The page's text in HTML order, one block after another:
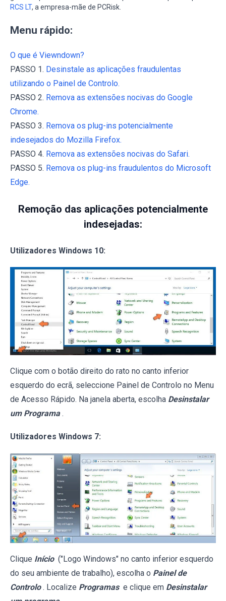
RCS LT, a empresa-mãe de PCRisk.
Menu rápido:
O que é Viewndown?
PASSO 1. Desinstale as aplicações fraudulentas
utilizando o Painel de Controlo.
PASSO 2. Remova as extensões nocivas do Google
Chrome.
PASSO 3. Remova os plug-ins potencialmente
indesejados do Mozilla Firefox.
PASSO 4. Remova as extensões nocivas do Safari.
PASSO 5. Remova os plug-ins fraudulentos do Microsoft
Edge.
Remoção das aplicações potencialmente
indesejadas:
Utilizadores Windows 10:
Clique com o botão direito do rato no canto inferior
esquerdo do ecrã, seleccione Painel de Controlo no Menu
de Acesso Rápido. Na janela aberta, escolha Desinstalar
um Programa .
Utilizadores Windows 7:
Clique Início ("Logo Windows" no canto inferior esquerdo
do seu ambiente de trabalho), escolha o Painel de
Controlo . Localize Programas e clique em Desinstalar